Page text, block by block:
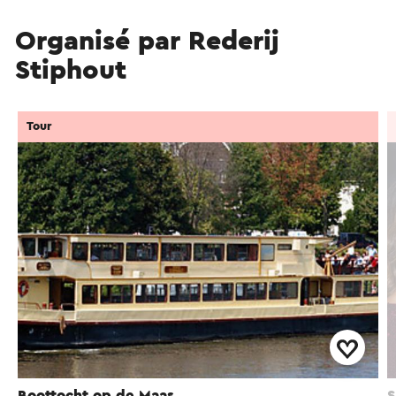
Organisé par Rederij
Stiphout
Tour